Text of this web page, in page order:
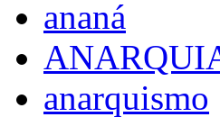
ananá
anarquismo